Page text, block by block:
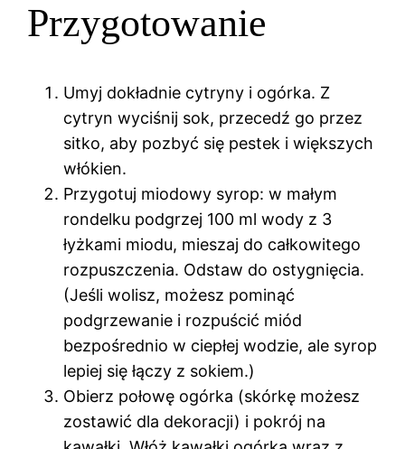
Przygotowanie
Umyj dokładnie cytryny i ogórka. Z
cytryn wyciśnij sok, przecedź go przez
sitko, aby pozbyć się pestek i większych
włókien.
Przygotuj miodowy syrop: w małym
rondelku podgrzej 100 ml wody z 3
łyżkami miodu, mieszaj do całkowitego
rozpuszczenia. Odstaw do ostygnięcia.
(Jeśli wolisz, możesz pominąć
podgrzewanie i rozpuścić miód
bezpośrednio w ciepłej wodzie, ale syrop
lepiej się łączy z sokiem.)
Obierz połowę ogórka (skórkę możesz
zostawić dla dekoracji) i pokrój na